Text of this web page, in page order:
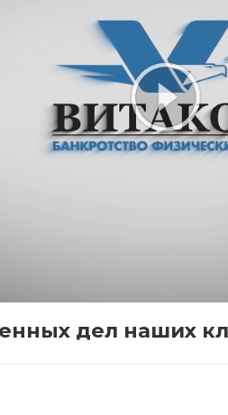
дел наших